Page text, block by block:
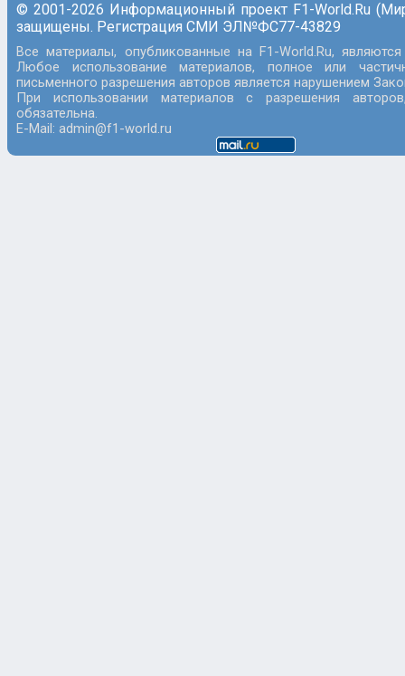
© 2001-2026 Информационный проект F1-World.Ru
защищены. Регистрация СМИ ЭЛ№ФС77-43829
Все материалы, опубликованные на F1-World.Ru,
Любое использование материалов, полное или
письменного разрешения авторов является нарушением
При использовании материалов с разрешения
обязательна.
E-Mail: admin@f1-world.ru